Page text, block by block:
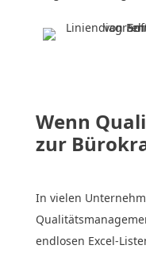
Wenn
zur
In vielen
endlosen Excel-